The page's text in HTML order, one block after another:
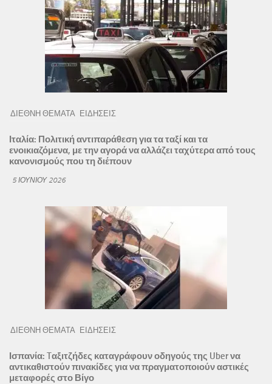
ΔΙΕΘΝΗ ΘΕΜΑΤΑ ΕΙΔΗΣΕΙΣ
Ιταλία: Πολιτική αντιπαράθεση για τα ταξί και τα
ενοικιαζόμενα, με την αγορά να αλλάζει ταχύτερα από τους
κανονισμούς που τη διέπουν
5 ΙΟΥΝΊΟΥ 2026
ΔΙΕΘΝΗ ΘΕΜΑΤΑ ΕΙΔΗΣΕΙΣ
Ισπανία: Tαξιτζήδες καταγράφουν οδηγούς της Uber να
αντικαθιστούν πινακίδες για να πραγματοποιούν αστικές
μεταφορές στο Βίγο